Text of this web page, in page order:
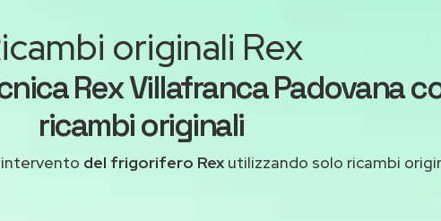
originali Rex
Rex Villafranca Padovana
ricambi originali
del frigorifero Rexutilizzando solo ricambi